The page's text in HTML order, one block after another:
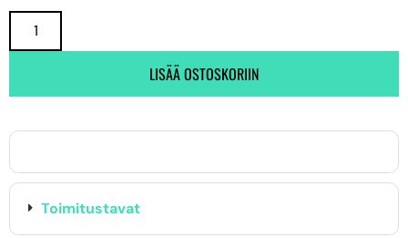
LISÄÄ OSTOSKORIIN
Toimitustavat